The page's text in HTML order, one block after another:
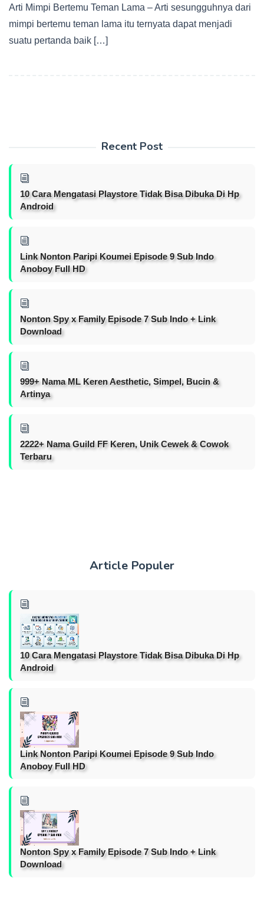
Arti Mimpi Bertemu Teman Lama – Arti sesungguhnya dari
mimpi bertemu teman lama itu ternyata dapat menjadi
suatu pertanda baik […]
Recent Post
10 Cara Mengatasi Playstore Tidak Bisa Dibuka Di Hp
Android
Link Nonton Paripi Koumei Episode 9 Sub Indo
Anoboy Full HD
Nonton Spy x Family Episode 7 Sub Indo + Link
Download
999+ Nama ML Keren Aesthetic, Simpel, Bucin &
Artinya
2222+ Nama Guild FF Keren, Unik Cewek & Cowok
Terbaru
Article Populer
10 Cara Mengatasi Playstore Tidak Bisa Dibuka Di Hp
Android
Link Nonton Paripi Koumei Episode 9 Sub Indo
Anoboy Full HD
Nonton Spy x Family Episode 7 Sub Indo + Link
Download